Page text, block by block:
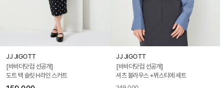
JJ JIGOTT
[바바더닷컴 선공개]
도트 백 슬릿 H라인 스커트
JJ JIGOTT
[바바더닷컴 선공개]
셔츠 블라우스 +뷔스티에 세트